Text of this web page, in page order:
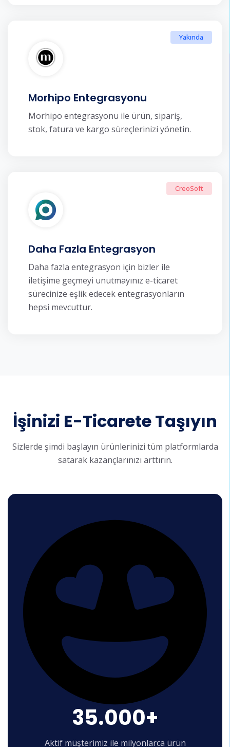
Morhipo Entegrasyonu
Morhipo entegrasyonu ile ürün, sipariş,
stok, fatura ve kargo süreçlerinizi yönetin.
Yakında
Daha Fazla Entegrasyon
Daha fazla entegrasyon için bizler ile
iletişime geçmeyi unutmayınız e-ticaret
sürecinize eşlik edecek entegrasyonların
hepsi mevcuttur.
CreoSoft
İşinizi E-Ticarete Taşıyın
Sizlerde şimdi başlayın ürünlerinizi tüm platformlarda
satarak kazançlarınızı arttırın.
35.000+
Aktif müşterimiz ile milyonlarca ürün